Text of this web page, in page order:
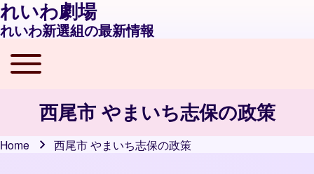
れいわ劇場
れいわ新選組の最新情報
Main navigation
Toggle main menu
西尾市 やまいち志保の政策
Home 西尾市 やまいち志保の政策